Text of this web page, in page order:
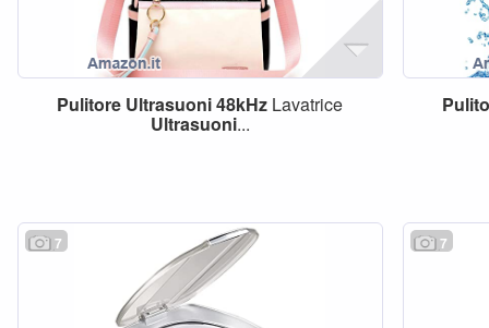
Pulitore Ultrasuoni48kHz Lavatrice
Ultrasuoni...
7 7